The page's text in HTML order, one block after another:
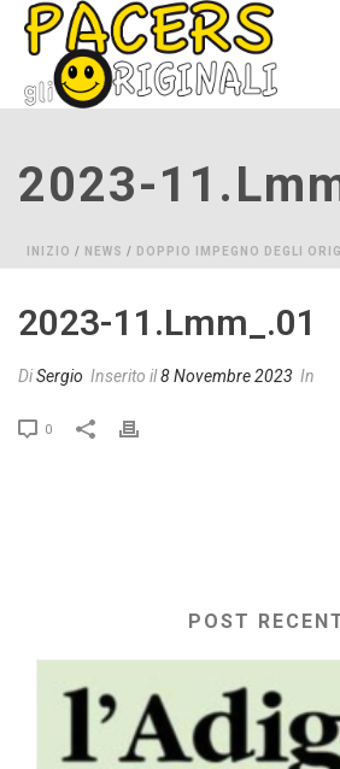
2023-
INIZIO / NEWS / DOPPIO IMPEGNO DEGLI
2023-11.lmm_.01
DiSergio Inserito il8 Novembre 2023 In
0
POST